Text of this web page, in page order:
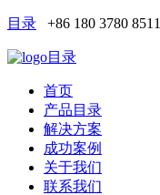
目录 +86 180 3780 8511
目录
首页
产品目录
解决方案
成功案例
关于我们
联系我们